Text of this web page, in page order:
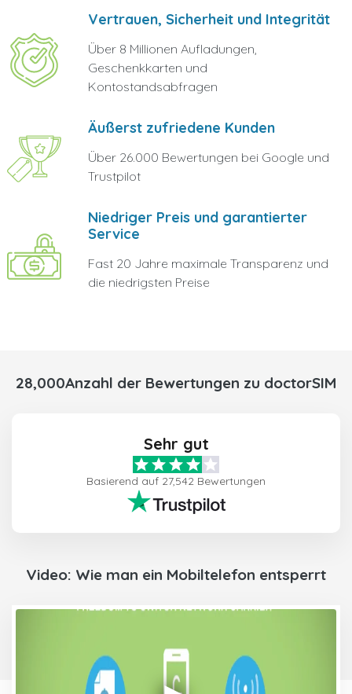
Vertrauen, Sicherheit und Integrität
Über 8 Millionen Aufladungen,
Geschenkkarten und
Kontostandsabfragen
Äußerst zufriedene Kunden
Über 26.000 Bewertungen bei Google und
Trustpilot
Niedriger Preis und garantierter
Service
Fast 20 Jahre maximale Transparenz und
die niedrigsten Preise
28,000Anzahl der Bewertungen zu doctorSIM
Sehr gut
Basierend auf 27,542 Bewertungen
Video: Wie man ein Mobiltelefon entsperrt